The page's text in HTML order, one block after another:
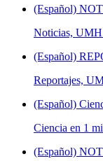
(Español)
Noticias,
(Español)
Reportajes,
(Español)
Ciencia en 1
(Español)